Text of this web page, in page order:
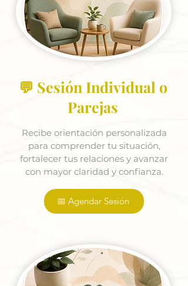
💬 Sesión Individual o
Parejas
Recibe orientación personalizada
para comprender tu situación,
fortalecer tus relaciones y avanzar
con mayor claridad y confianza.
📅 Agendar Sesión